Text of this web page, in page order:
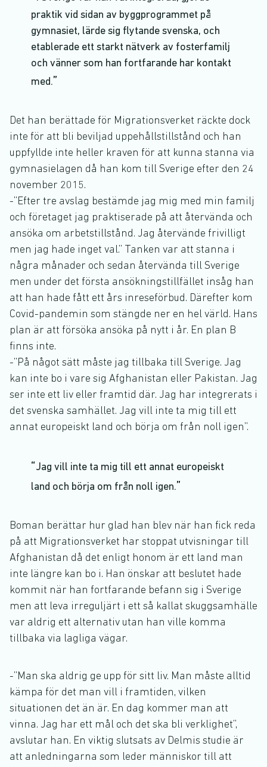
praktik vid sidan av byggprogrammet på
gymnasiet, lärde sig flytande svenska, och
etablerade ett starkt nätverk av fosterfamilj
och vänner som han fortfarande har kontakt
med.
Det han berättade för Migrationsverket räckte dock
inte för att bli beviljad uppehållstillstånd och han
uppfyllde inte heller kraven för att kunna stanna via
gymnasielagen då han kom till Sverige efter den 24
november 2015.
-”Efter tre avslag bestämde jag mig med min familj
och företaget jag praktiserade på att återvända och
ansöka om arbetstillstånd. Jag återvände frivilligt
men jag hade inget val.” Tanken var att stanna i
några månader och sedan återvända till Sverige
men under det första ansökningstillfället insåg han
att han hade fått ett års inreseförbud. Därefter kom
Covid-pandemin som stängde ner en hel värld. Hans
plan är att försöka ansöka på nytt i år. En plan B
finns inte.
-”På något sätt måste jag tillbaka till Sverige. Jag
kan inte bo i vare sig Afghanistan eller Pakistan. Jag
ser inte ett liv eller framtid där. Jag har integrerats i
det svenska samhället. Jag vill inte ta mig till ett
annat europeiskt land och börja om från noll igen”.
Jag vill inte ta mig till ett annat europeiskt
land och börja om från noll igen.
Boman berättar hur glad han blev när han fick reda
på att Migrationsverket har stoppat utvisningar till
Afghanistan då det enligt honom är ett land man
inte längre kan bo i. Han önskar att beslutet hade
kommit när han fortfarande befann sig i Sverige
men att leva irreguljärt i ett så kallat skuggsamhälle
var aldrig ett alternativ utan han ville komma
tillbaka via lagliga vägar.
-”Man ska aldrig ge upp för sitt liv. Man måste alltid
kämpa för det man vill i framtiden, vilken
situationen det än är. En dag kommer man att
vinna. Jag har ett mål och det ska bli verklighet”,
avslutar han. En viktig slutsats av Delmis studie är
att anledningarna som leder människor till att